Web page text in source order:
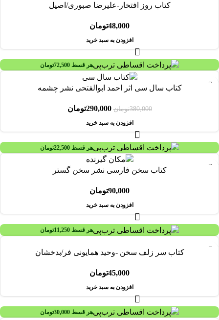
کتاب روز افتخار-علیرضا صبوری/اصیل
48,000تومان
افزودن به سبد خرید
هر قسط 72,500تومان
کتاب سال سی اثر احمد ابوالفتحی نشر چشمه
380,000تومان 290,000تومان
افزودن به سبد خرید
هر قسط 22,500تومان
کتاب سخن فارسی نشر سخن گستر
90,000تومان
افزودن به سبد خرید
هر قسط 11,250تومان
کتاب سر زلف سخن -وحید همایونی فر/بدخشان
45,000تومان
افزودن به سبد خرید
هر قسط 30,000تومان